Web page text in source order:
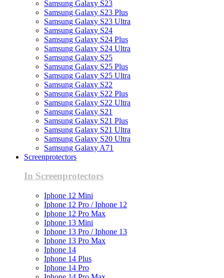
Samsung Galaxy S23
Samsung Galaxy S23 Plus
Samsung Galaxy S23 Ultra
Samsung Galaxy S24
Samsung Galaxy S24 Plus
Samsung Galaxy S24 Ultra
Samsung Galaxy S25
Samsung Galaxy S25 Plus
Samsung Galaxy S25 Ultra
Samsung Galaxy S22
Samsung Galaxy S22 Plus
Samsung Galaxy S22 Ultra
Samsung Galaxy S21
Samsung Galaxy S21 Plus
Samsung Galaxy S21 Ultra
Samsung Galaxy S20 Ultra
Samsung Galaxy A71
Screenprotectors
In Screenprotectors
Iphone 12 Mini
Iphone 12 Pro / Iphone 12
Iphone 12 Pro Max
Iphone 13 Mini
Iphone 13 Pro / Iphone 13
Iphone 13 Pro Max
Iphone 14
Iphone 14 Plus
Iphone 14 Pro